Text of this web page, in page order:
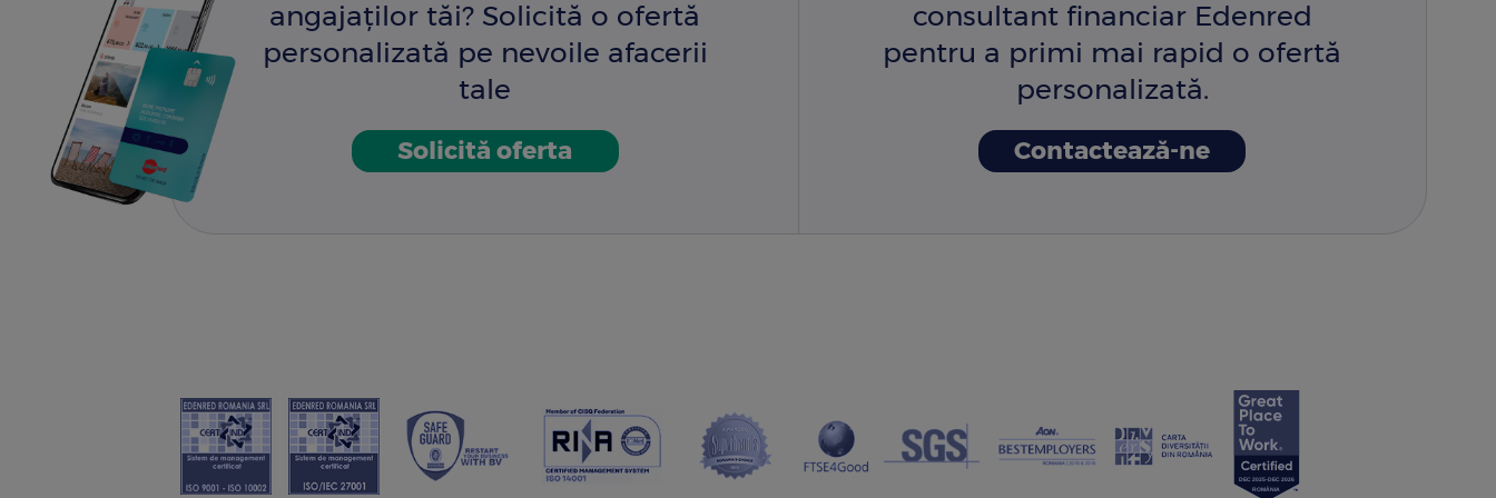
angajaților tăi? Solicită o ofertă
personalizată pe nevoile afacerii
tale
Solicită oferta
consultant financiar Edenred
pentru a primi mai rapid o ofertă
personalizată.
Contactează-ne